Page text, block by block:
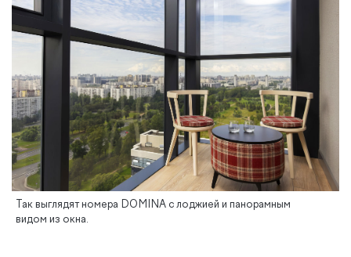
Так выглядят номера DOMINA с лоджией и панорамным
видом из окна.